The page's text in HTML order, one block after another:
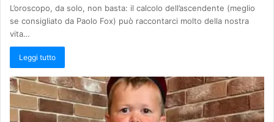
L’oroscopo, da solo, non basta: il calcolo dell’ascendente (meglio
se consigliato da Paolo Fox) può raccontarci molto della nostra
vita…
Leggi tutto